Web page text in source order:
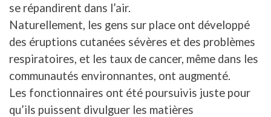
se répandirent dans l’air.
Naturellement, les gens sur place ont développé
des éruptions cutanées sévères et des problèmes
respiratoires, et les taux de cancer, même dans les
communautés environnantes, ont augmenté.
Les fonctionnaires ont été poursuivis juste pour
qu’ils puissent divulguer les matières